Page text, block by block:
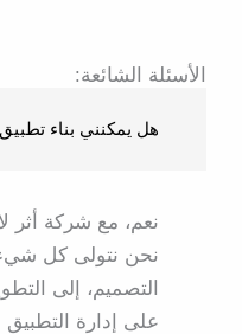
الأسئلة الشائعة:
هل يمكنني بناء
نعم، مع شركة أثر
نحن نتولى كل شيء:
التصميم، إلى
على إدارة التطبيق